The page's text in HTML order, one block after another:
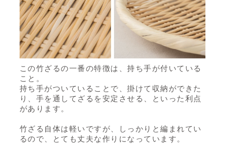
この竹ざるの一番の特徴は、持ち手が付いている
こと。
持ち手がついていることで、掛けて収納ができた
り、手を通してざるを安定させる、といった利点
があります。
竹ざる自体は軽いですが、しっかりと編まれてい
るので、とても丈夫な作りになっています。